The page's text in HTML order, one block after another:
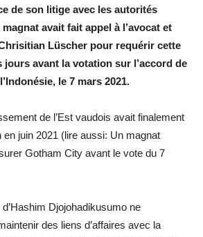
de son litige avec les autorités
avait fait appel à l’avocat et
Lüscher pour requérir cette
avant la votation sur l’accord de
le 7 mars 2021.
de l’Est vaudois avait finalement
en juin 2021 (lire aussi: Un magnat
Gotham City avant le vote du 7
Djojohadikusumo ne
des liens d’affaires avec la